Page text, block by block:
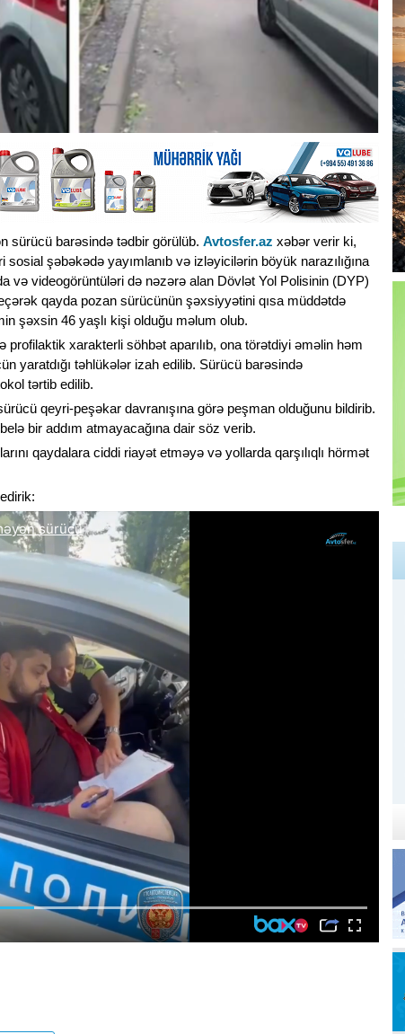
sürücü barəsində tədbir görülüb. Avtosfer.az xəbər verir ki,
şəbəkədə yayımlanıb və izləyicilərin böyük narazılığına
və videogörüntüləri də nəzərə alan Dövlət Yol Polisinin (DYP)
qayda pozan sürücünün şəxsiyyətini qısa müddətdə
şəxsin 46 yaşlı kişi olduğu məlum olub.
xarakterli söhbət aparılıb, ona törətdiyi əməlin həm
yaratdığı təhlükələr izah edilib. Sürücü barəsində
tərtib edilib.
qeyri-peşəkar davranışına görə peşman olduğunu bildirib.
bir addım atmayacağına dair söz verib.
qaydalara ciddi riayət etməyə və yollarda qarşılıqlı hörmət